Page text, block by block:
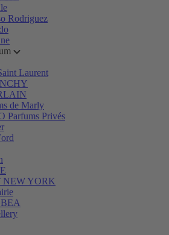
Rodriguez
Laurent
de Marly
Parfums Privés
NEW YORK